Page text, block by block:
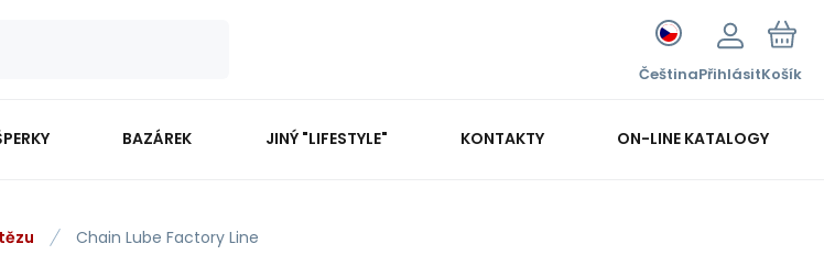
ČeštinaPřihlásitKošík
BAZÁREK JINÝ "LIFESTYLE" KONTAKTY ON-LINE KATALOGY
Chain Lube Factory Line